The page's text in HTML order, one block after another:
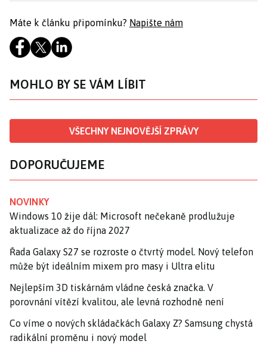
Máte k článku připomínku? Napište nám
MOHLO BY SE VÁM LÍBIT
VŠECHNY NEJNOVĚJŠÍ ZPRÁVY
DOPORUČUJEME
NOVINKY
Windows 10 žije dál: Microsoft nečekaně prodlužuje
aktualizace až do října 2027
Řada Galaxy S27 se rozroste o čtvrtý model. Nový telefon
může být ideálním mixem pro masy i Ultra elitu
Nejlepším 3D tiskárnám vládne česká značka. V
porovnání vítězí kvalitou, ale levná rozhodně není
Co víme o nových skládačkách Galaxy Z? Samsung chystá
radikální proměnu i nový model